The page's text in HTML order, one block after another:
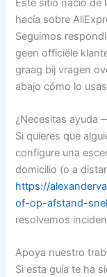
hacía sobre
Seguimos
geen officiële
graag bij vragen
abajo cómo lo
¿Necesitas ayuda
Si quieres que
configure una
domicilio (o a
https://
of-op-afstand-
resolvemos
Apoya nuestro
Si esta guía te ha